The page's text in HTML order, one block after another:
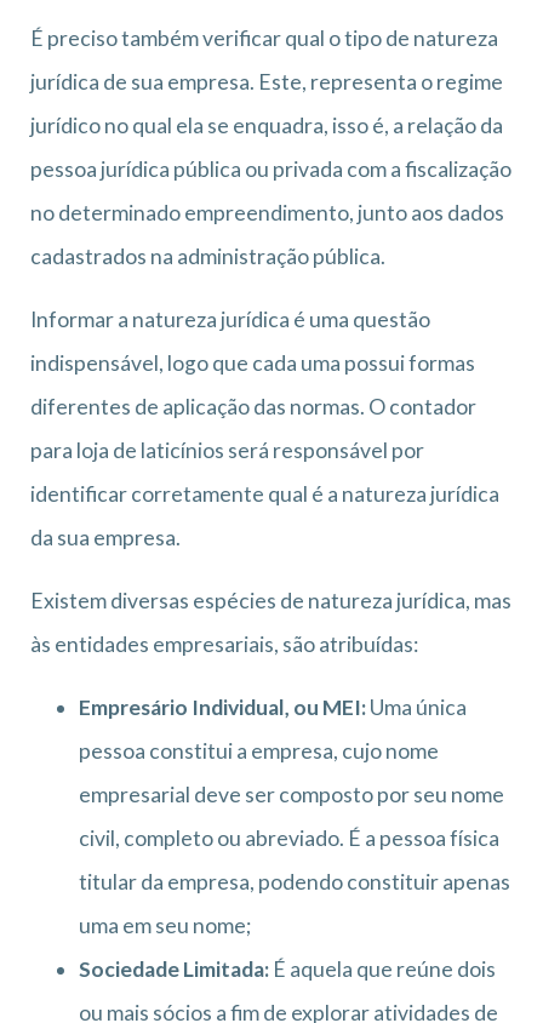
É preciso também verificar qual o tipo de natureza
jurídica de sua empresa. Este, representa o regime
jurídico no qual ela se enquadra, isso é, a relação da
pessoa jurídica pública ou privada com a fiscalização
no determinado empreendimento, junto aos dados
cadastrados na administração pública.
Informar a natureza jurídica é uma questão
indispensável, logo que cada uma possui formas
diferentes de aplicação das normas. O contador
para loja de laticínios será responsável por
identificar corretamente qual é a natureza jurídica
da sua empresa.
Existem diversas espécies de natureza jurídica, mas
às entidades empresariais, são atribuídas:
Empresário Individual, ou MEI:Uma única
pessoa constitui a empresa, cujo nome
empresarial deve ser composto por seu nome
civil, completo ou abreviado. É a pessoa física
titular da empresa, podendo constituir apenas
uma em seu nome;
Sociedade Limitada: É aquela que reúne dois
ou mais sócios a fim de explorar atividades de